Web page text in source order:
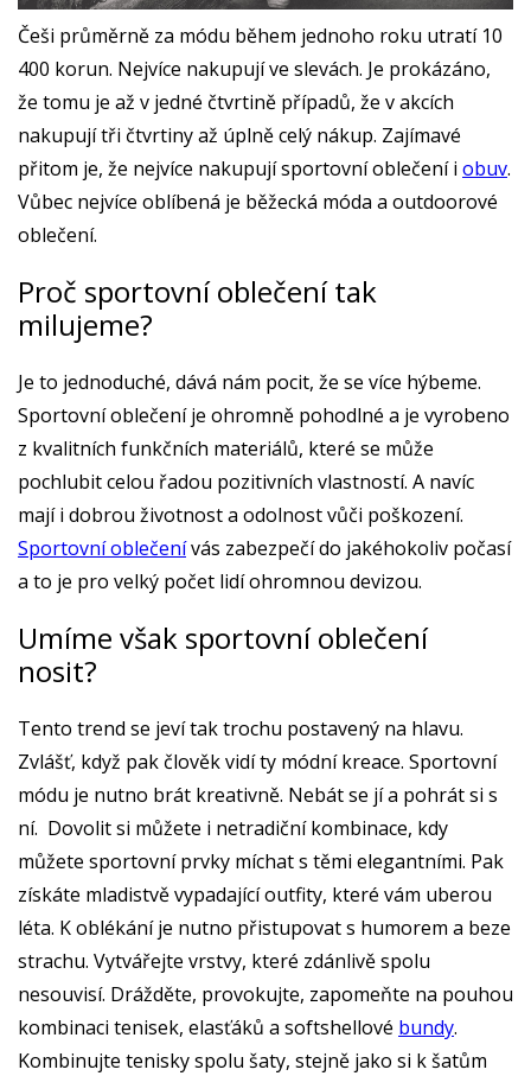
Češi průměrně za módu během jednoho roku utratí 10
400 korun. Nejvíce nakupují ve slevách. Je prokázáno,
že tomu je až v jedné čtvrtině případů, že v akcích
nakupují tři čtvrtiny až úplně celý nákup. Zajímavé
přitom je, že nejvíce nakupují sportovní oblečení i obuv.
Vůbec nejvíce oblíbená je běžecká móda a outdoorové
oblečení.
Proč sportovní oblečení tak
milujeme?
Je to jednoduché, dává nám pocit, že se více hýbeme.
Sportovní oblečení je ohromně pohodlné a je vyrobeno
z kvalitních funkčních materiálů, které se může
pochlubit celou řadou pozitivních vlastností. A navíc
mají i dobrou životnost a odolnost vůči poškození.
Sportovní oblečenívás zabezpečí do jakéhokoliv počasí
a to je pro velký počet lidí ohromnou devizou.
Umíme však sportovní oblečení
nosit?
Tento trend se jeví tak trochu postavený na hlavu.
Zvlášť, když pak člověk vidí ty módní kreace. Sportovní
módu je nutno brát kreativně. Nebát se jí a pohrát si s
ní. Dovolit si můžete i netradiční kombinace, kdy
můžete sportovní prvky míchat s těmi elegantními. Pak
získáte mladistvě vypadající outfity, které vám uberou
léta. K oblékání je nutno přistupovat s humorem a beze
strachu. Vytvářejte vrstvy, které zdánlivě spolu
nesouvisí. Drážděte, provokujte, zapomeňte na pouhou
kombinaci tenisek, elasťáků a softshellové bundy.
Kombinujte tenisky spolu šaty, stejně jako si k šatům